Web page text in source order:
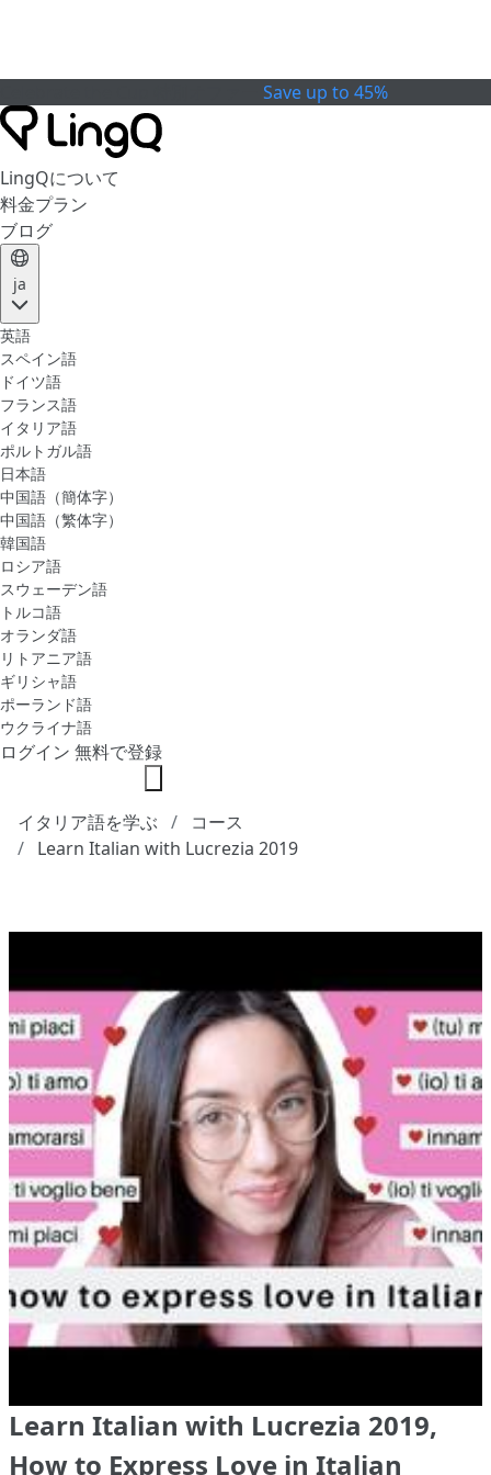
Save up to 45%
LingQについて
料金プラン
ブログ
ja
英語
スペイン語
ドイツ語
フランス語
イタリア語
ポルトガル語
日本語
中国語（簡体字）
中国語（繁体字）
韓国語
ロシア語
スウェーデン語
トルコ語
オランダ語
リトアニア語
ギリシャ語
ポーランド語
ウクライナ語
ログイン 無料で登録
イタリア語を学ぶ
コース
Learn Italian with Lucrezia 2019
Learn Italian with Lucrezia 2019,
How to Express Love in Italian